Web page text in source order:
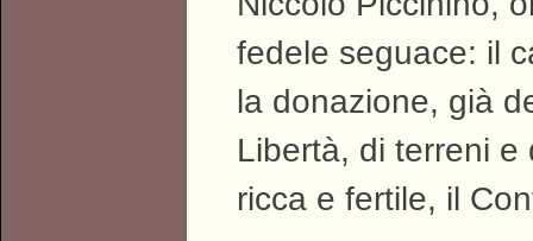
fedele seguace: il
la donazione, già
Libertà, di terreni
ricca e fertile, il